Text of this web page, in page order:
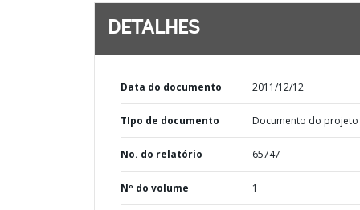
DETALHES
Data do documento 2011/12/12
TIpo de documento Documento do projeto
No. do relatório 65747
Nº do volume 1